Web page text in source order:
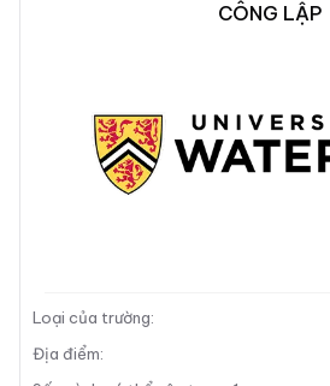
Mô tả trường
CÔNG LẬP
Loại của trường:
Địa điểm: